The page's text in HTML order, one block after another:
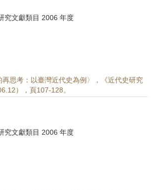
究文獻類目 2006 年度
再思考：以臺灣近代史為例〉，《近代史研究
），頁107-128。
究文獻類目 2006 年度